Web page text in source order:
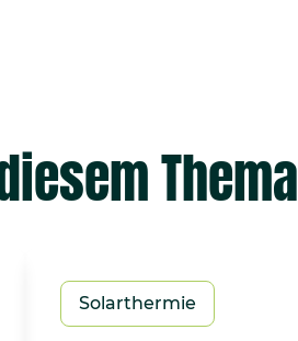
Thema
Solarthermie